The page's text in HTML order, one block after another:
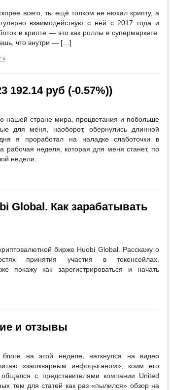
всего, ты ещё толком не нюхал крипту, а
взаимодействую с ней с 2017 года и
в крипте — это как роллы в супермаркете.
что внутри — […]
»
192.14 руб (-0.57%))
нашей стране мира, процветания и побольше
для меня, наоборот, обернулись длинной
я проработал на наладке слаботочки в
неделя, которая для меня станет, по
недели.
Global. Как зарабатывать
бирже Huobi Global. Расскажу о
принятия участия в токенсейлах,
покажу как зарегистрироваться и начать
и отзывы
на этой неделе, наткнулся на видео
«зашкварным инфоцыганом», коим его
с представителями компании United
тем для статей как раз «пылился» обзор на